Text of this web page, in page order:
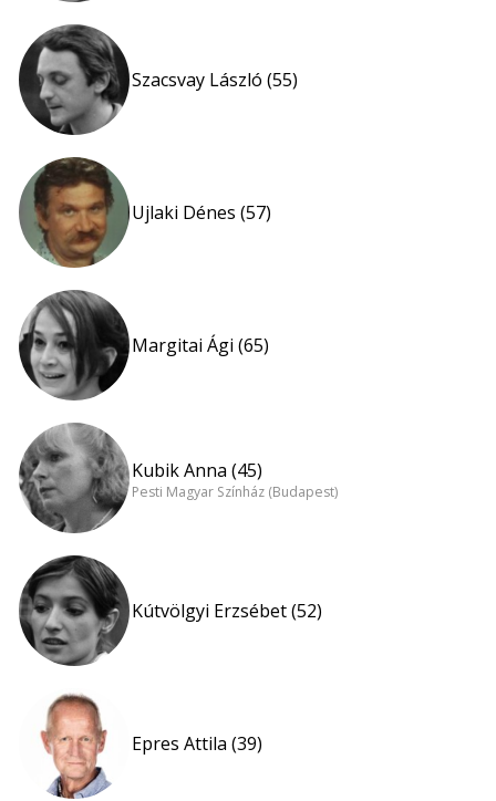
Szacsvay László (55)
Ujlaki Dénes (57)
Margitai Ági (65)
Kubik Anna (45)
Pesti Magyar Színház (Budapest)
Kútvölgyi Erzsébet (52)
Epres Attila (39)